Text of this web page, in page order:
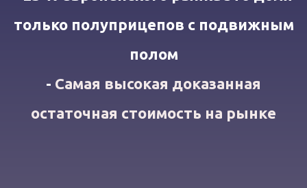
только полуприцепов с подвижным
полом
- Самая высокая доказанная
остаточная стоимость на рынке